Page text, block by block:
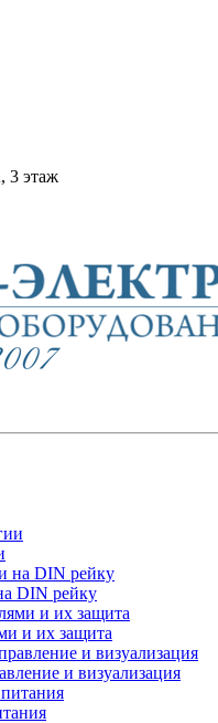
3 этаж
DIN рейку
и их защита
и визуализация